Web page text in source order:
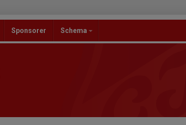
Sponsorer Schema